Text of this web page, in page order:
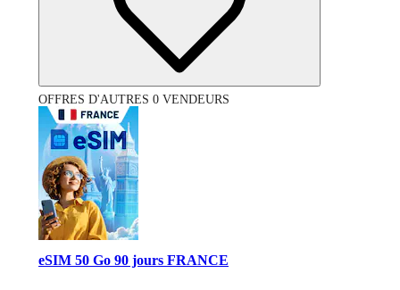
OFFRES D'AUTRES 0 VENDEURS
eSIM 50 Go 90 jours FRANCE